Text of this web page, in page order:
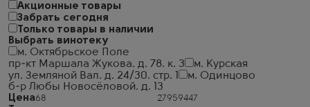
Акционные товары
Забрать сегодня
Только товары в наличии
Выбрать винотеку
м. Октябрьское Поле
пр-кт Маршала Жукова. д. 78. к. 3
м. Курская
ул. Земляной Вал. д. 24/30. стр. 1
м. Одинцово
б-р Любы Новосёловой. д. 13
Цена